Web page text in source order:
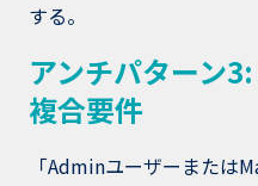
する。
アンチパターン
複合要件
「Adminユーザーまたは